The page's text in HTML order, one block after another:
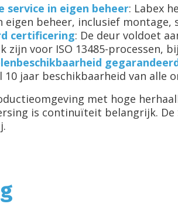
service in eigen beheer: Labex
eigen beheer, inclusief montage,
certificering: De deur voldoet
zijn voor ISO 13485-processen,
10 jaar beschikbaarheid van alle
met hoge
is continuïteit belangrijk. De